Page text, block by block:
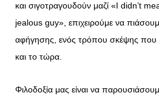
και σιγοτραγουδούν μαζί «I didn’t
jealous guy», επιχειρούμε να
αφήγησης, ενός τρόπου σκέψης που
και το τώρα.
Φιλοδοξία μας είναι να